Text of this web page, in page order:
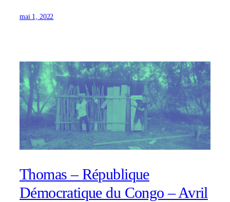
mai 1, 2022
Thomas – République
Démocratique du Congo – Avril